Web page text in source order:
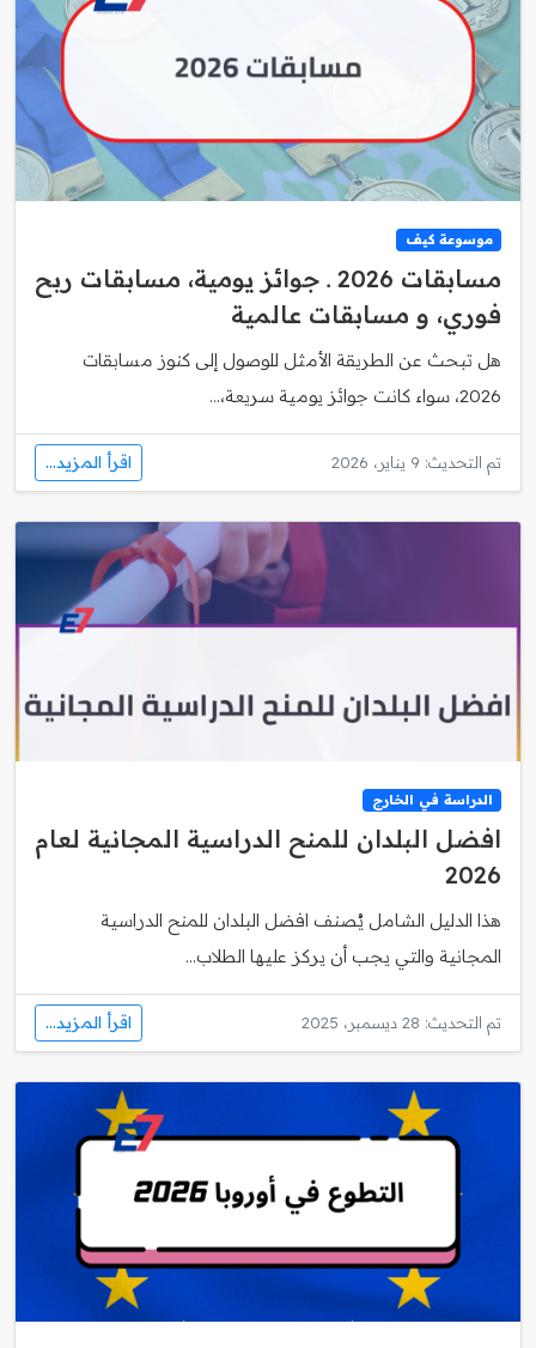
موسوعة كيف
مسابقات 2026 ـ جوائز يومية، مسابقات ربح
فوري، و مسابقات عالمية
هل تبحث عن الطريقة الأمثل للوصول إلى كنوز مسابقات
2026، سواء كانت جوائز يومية سريعة،...
تم التحديث: 9 يناير، 2026 اقرأ المزيد...
الدراسة في الخارج
افضل البلدان للمنح الدراسية المجانية لعام
2026
هذا الدليل الشامل يُصنف افضل البلدان للمنح الدراسية
المجانية والتي يجب أن يركز عليها الطلاب...
تم التحديث: 28 ديسمبر، 2025 اقرأ المزيد...